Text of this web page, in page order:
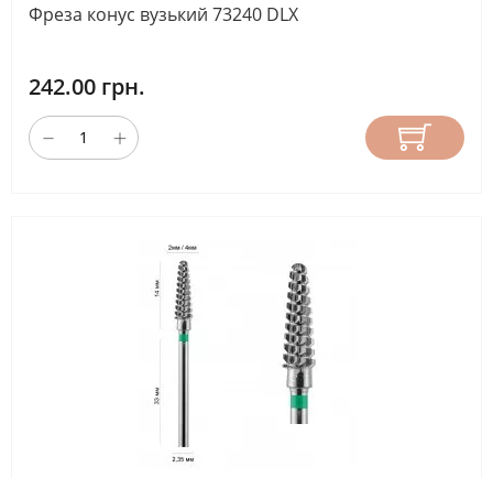
Фреза конус вузький 73240 DLX
242.00 грн.